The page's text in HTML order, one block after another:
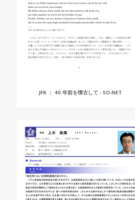
JFK ： 40 年前を懐古して - SO-NET